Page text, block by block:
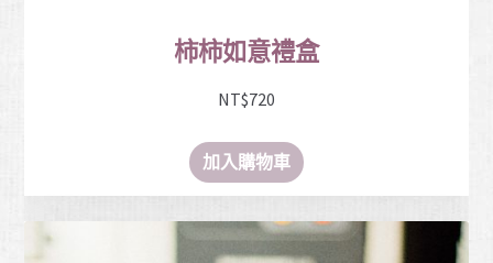
柿柿如意禮盒
NT$720
加入購物車